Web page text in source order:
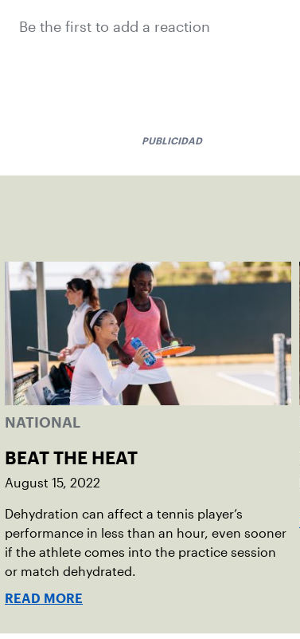
Be the first to add a reaction
PUBLICIDAD
NATIONAL
BEAT THE HEAT
August 15, 2022
Dehydration can affect a tennis player’s
performance in less than an hour, even sooner
if the athlete comes into the practice session
or match dehydrated.
READ MORE